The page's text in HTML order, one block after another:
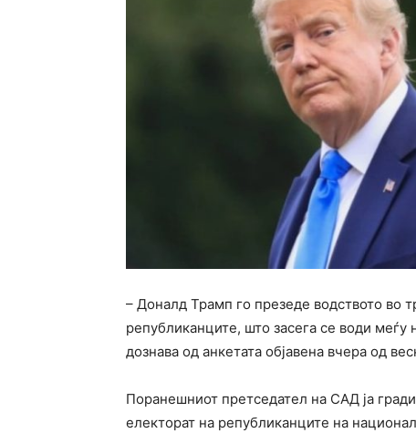
– Доналд Трамп го презеде водството во
републиканците, што засега се води
дознава од анкетата објавена вчера од
Поранешниот претседател на САД ја
електорат на републиканците на